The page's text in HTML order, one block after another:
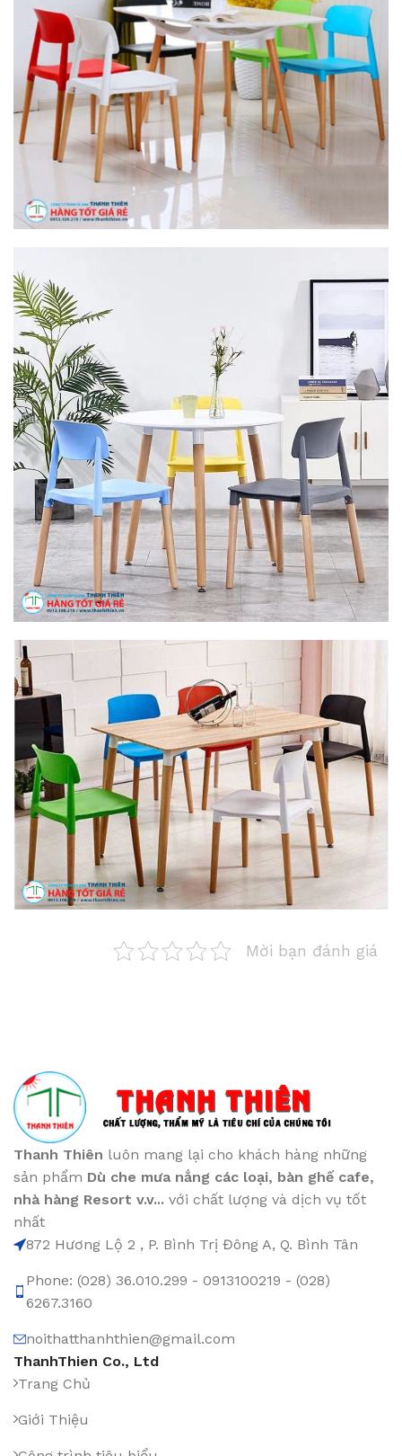
Mời bạn đánh giá
Thanh Thiên luôn mang lại cho khách hàng những
sản phẩm Dù che mưa nắng các loại, bàn ghế cafe,
nhà hàng Resort v.v... với chất lượng và dịch vụ tốt
nhất
872 Hương Lộ 2 , P. Bình Trị Đông A, Q. Bình Tân
Phone: (028) 36.010.299 - 0913100219 - (028)
6267.3160
noithatthanhthien@gmail.com
ThanhThien Co., Ltd
Trang Chủ
Giới Thiệu